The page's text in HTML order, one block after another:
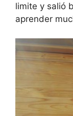
limite y salió
aprender